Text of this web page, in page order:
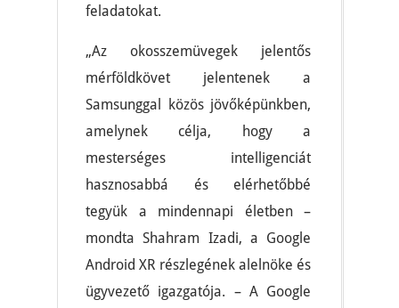
feladatokat.
„Az okosszemüvegek jelentős
mérföldkövet jelentenek a
Samsunggal közös jövőképünkben,
amelynek célja, hogy a
mesterséges intelligenciát
hasznosabbá és elérhetőbbé
tegyük a mindennapi életben –
mondta Shahram Izadi, a Google
Android XR részlegének alelnöke és
ügyvezető igazgatója. – A Google